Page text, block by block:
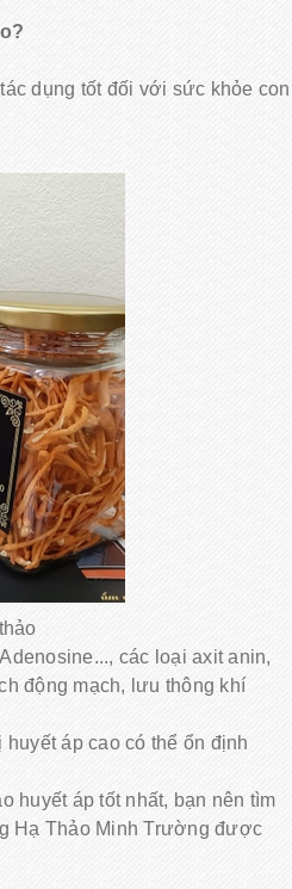
dụng tốt đối với sức khỏe con
các loại axit anin,
động mạch, lưu thông khí
áp cao có thể ổn định
huyết áp tốt nhất, bạn nên tìm
Hạ Thảo Minh Trường được